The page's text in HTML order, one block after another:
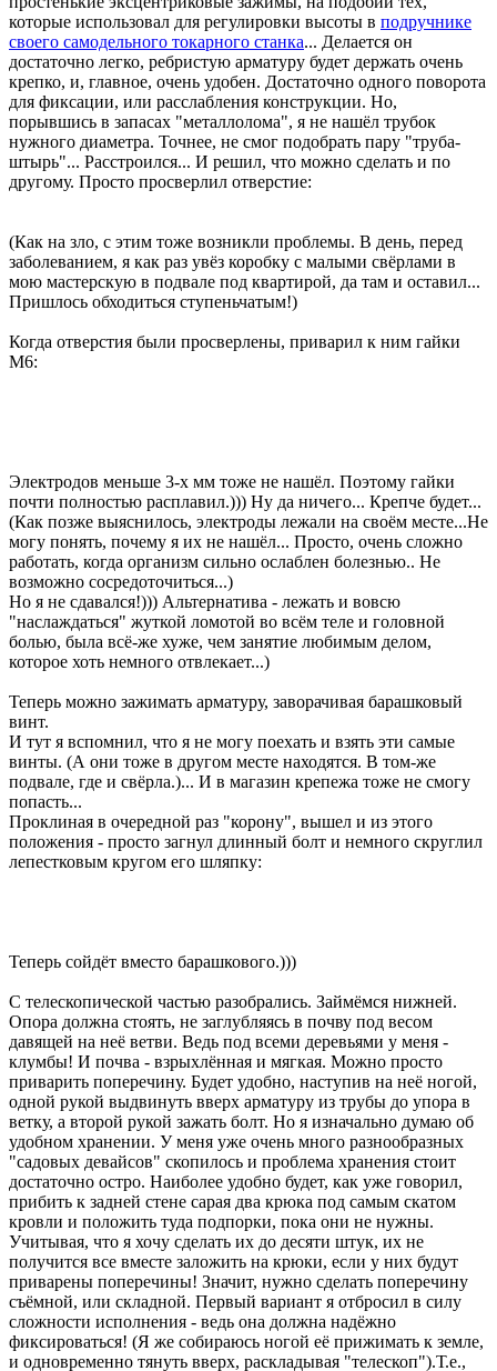
которые использовал для регулировки высоты в подручнике
своего самодельного токарного станка... Делается он
достаточно легко, ребристую арматуру будет держать очень
крепко, и, главное, очень удобен. Достаточно одного поворота
для фиксации, или расслабления конструкции. Но,
порывшись в запасах "металлолома", я не нашёл трубок
нужного диаметра. Точнее, не смог подобрать пару "труба-
штырь"... Расстроился... И решил, что можно сделать и по
другому. Просто просверлил отверстие:
(Как на зло, с этим тоже возникли проблемы. В день, перед
заболеванием, я как раз увёз коробку с малыми свёрлами в
мою мастерскую в подвале под квартирой, да там и оставил...
Пришлось обходиться ступеньчатым!)
Когда отверстия были просверлены, приварил к ним гайки
М6:
Электродов меньше 3-х мм тоже не нашёл. Поэтому гайки
почти полностью расплавил.))) Ну да ничего... Крепче будет...
(Как позже выяснилось, электроды лежали на своём месте...Не
могу понять, почему я их не нашёл... Просто, очень сложно
работать, когда организм сильно ослаблен болезнью.. Не
возможно сосредоточиться...)
Но я не сдавался!))) Альтернатива - лежать и вовсю
"наслаждаться" жуткой ломотой во всём теле и головной
болью, была всё-же хуже, чем занятие любимым делом,
которое хоть немного отвлекает...)
Теперь можно зажимать арматуру, заворачивая барашковый
винт.
И тут я вспомнил, что я не могу поехать и взять эти самые
винты. (А они тоже в другом месте находятся. В том-же
подвале, где и свёрла.)... И в магазин крепежа тоже не смогу
попасть...
Проклиная в очередной раз "корону", вышел и из этого
положения - просто загнул длинный болт и немного скруглил
лепестковым кругом его шляпку:
Теперь сойдёт вместо барашкового.)))
С телескопической частью разобрались. Займёмся нижней.
Опора должна стоять, не заглубляясь в почву под весом
давящей на неё ветви. Ведь под всеми деревьями у меня -
клумбы! И почва - взрыхлённая и мягкая. Можно просто
приварить поперечину. Будет удобно, наступив на неё ногой,
одной рукой выдвинуть вверх арматуру из трубы до упора в
ветку, а второй рукой зажать болт. Но я изначально думаю об
удобном хранении. У меня уже очень много разнообразных
"садовых девайсов" скопилось и проблема хранения стоит
достаточно остро. Наиболее удобно будет, как уже говорил,
прибить к задней стене сарая два крюка под самым скатом
кровли и положить туда подпорки, пока они не нужны.
Учитывая, что я хочу сделать их до десяти штук, их не
получится все вместе заложить на крюки, если у них будут
приварены поперечины! Значит, нужно сделать поперечину
съёмной, или складной. Первый вариант я отбросил в силу
сложности исполнения - ведь она должна надёжно
фиксироваться! (Я же собираюсь ногой её прижимать к земле,
и одновременно тянуть вверх, раскладывая "телескоп").Т.е.,